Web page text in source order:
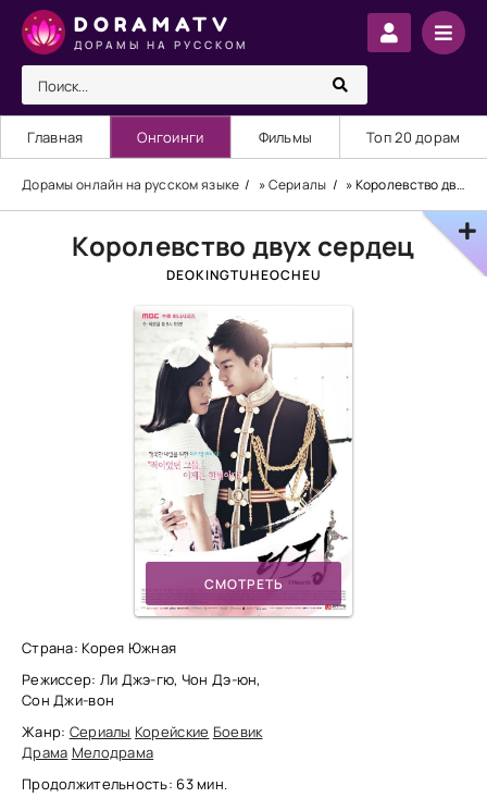
DORAMATV
ДОРАМЫ НА РУССКОМ
Главная Онгоинги Фильмы Топ 20 дорам
Дорамы онлайн на русском языке »Сериалы » Королевство двух сердец
Королевство двух сердец
DEOKINGTUHEOCHEU
СМОТРЕТЬ
Страна: Корея Южная
Режиссер: Ли Джэ-гю, Чон Дэ-юн,
Сон Джи-вон
Жанр: Сериалы Корейские Боевик
Драма Мелодрама
Продолжительность: 63 мин.